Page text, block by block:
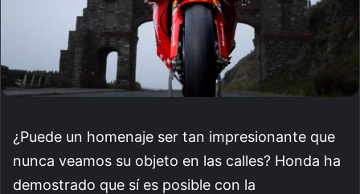
¿Puede un homenaje ser tan impresionante que
nunca veamos su objeto en las calles? Honda ha
demostrado que sí es posible con la